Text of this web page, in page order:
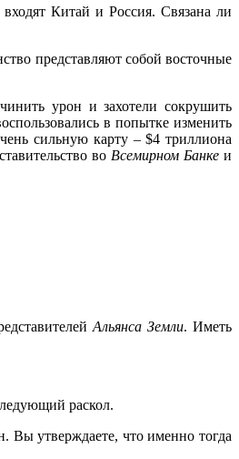
Китай и Россия. Связана ли
представляют собой восточные
урон и захотели сокрушить
в попытке изменить
сильную карту – $4 триллиона
во Всемирном Банкеи
Альянса Земли. Иметь
раскол.
Вы утверждаете, что именно тогда